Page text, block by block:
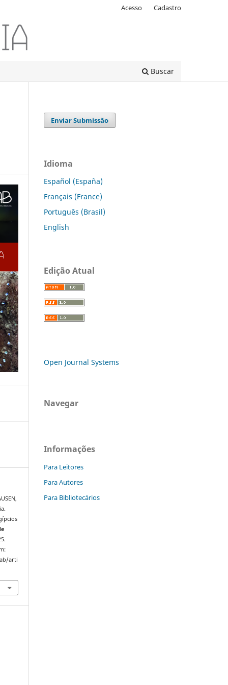
Buscar
Acesso Cadastro
arti
Enviar Submissão
Idioma
Español (España)
Français (France)
Português (Brasil)
English
Edição Atual
Open Journal Systems
Navegar
Informações
Para Leitores
Para Autores
Para Bibliotecários